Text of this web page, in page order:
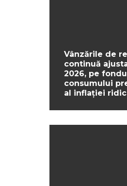
Vânzările de
continuă
2026, pe
consumului
al inflației